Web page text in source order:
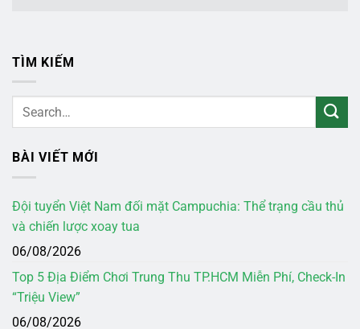
TÌM KIẾM
BÀI VIẾT MỚI
Đội tuyển Việt Nam đối mặt Campuchia: Thể trạng cầu thủ
và chiến lược xoay tua
06/08/2026
Top 5 Địa Điểm Chơi Trung Thu TP.HCM Miễn Phí, Check-In
“Triệu View”
06/08/2026